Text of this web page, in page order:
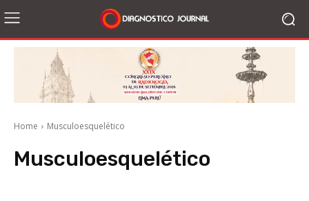
Home Musculoesquelético
Musculoesquelético